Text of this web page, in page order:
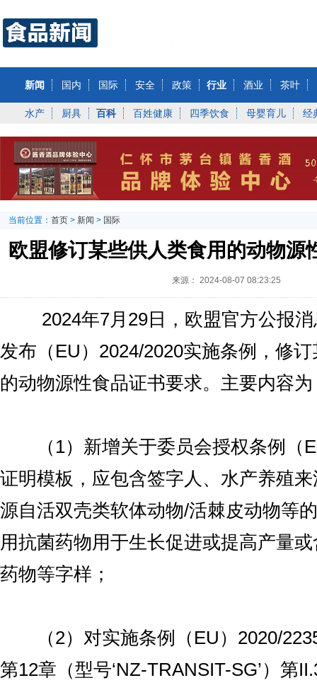
新闻 国内 国际 安全 政策 行业 酒业 茶叶
水产 厨具 百科 百姓健康 四季饮食 母婴育儿 经
当前位置： 首页 > 新闻 > 国际
欧盟修订某些供人类食用的动物源
来源： 2024-08-07 08:23:25
2024年7月29日，欧盟官方公报消
发布（EU）2024/2020实施条例，修
的动物源性食品证书要求。主要内容为
（1）新增关于委员会授权条例（
证明模板，应包含签字人、水产养殖
源自活双壳类软体动物/活棘皮动物等
用抗菌药物用于生长促进或提高产量
药物等字样；
（2）对实施条例（EU）2020/
第12章（型号‘NZ-TRANSIT-SG’）第